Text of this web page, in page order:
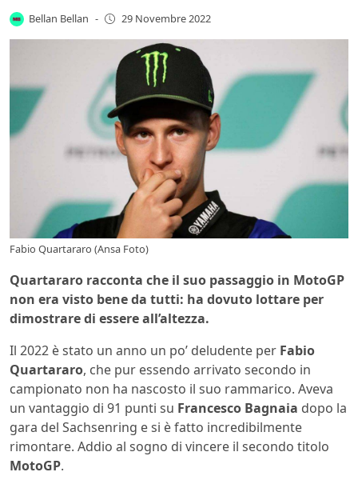
Bellan Bellan - 29 Novembre 2022
Fabio Quartararo (Ansa Foto)
Quartararo racconta che il suo passaggio in MotoGP
non era visto bene da tutti: ha dovuto lottare per
dimostrare di essere all’altezza.
Il 2022 è stato un anno un po’ deludente per Fabio
Quartararo, che pur essendo arrivato secondo in
campionato non ha nascosto il suo rammarico. Aveva
un vantaggio di 91 punti su Francesco Bagnaia dopo la
gara del Sachsenring e si è fatto incredibilmente
rimontare. Addio al sogno di vincere il secondo titolo
MotoGP.